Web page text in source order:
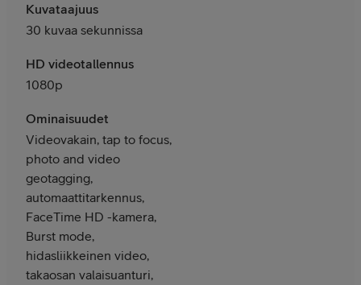
Kuvataajuus
30 kuvaa sekunnissa
HD videotallennus
1080p
Ominaisuudet
Videovakain, tap to focus,
photo and video
geotagging,
automaattitarkennus,
FaceTime HD -kamera,
Burst mode,
hidasliikkeinen video,
takaosan valaisuanturi,